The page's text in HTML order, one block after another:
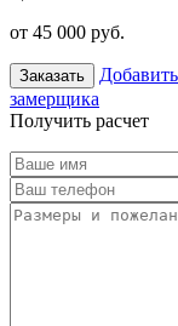
от 45 000 руб.
Заказать
замерщика
Получить расчет